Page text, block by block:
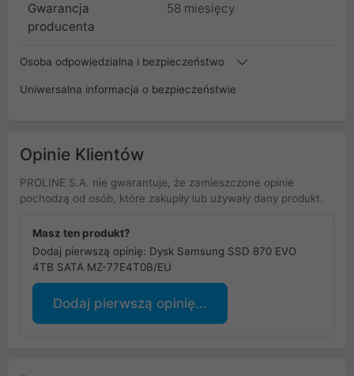
Gwarancja
producenta
58 miesięcy
Osoba odpowiedzialna i bezpieczeństwo
Uniwersalna informacja o bezpieczeństwie
Opinie Klientów
PROLINE S.A. nie gwarantuje, że zamieszczone opinie
pochodzą od osób, które zakupiły lub używały dany produkt.
Masz ten produkt?
Dodaj pierwszą opinię: Dysk Samsung SSD 870 EVO
4TB SATA MZ-77E4T0B/EU
Dodaj pierwszą opinię...